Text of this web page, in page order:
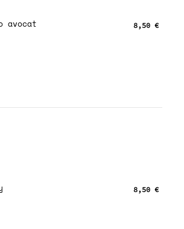
avocat 8,50 €
8,50 €